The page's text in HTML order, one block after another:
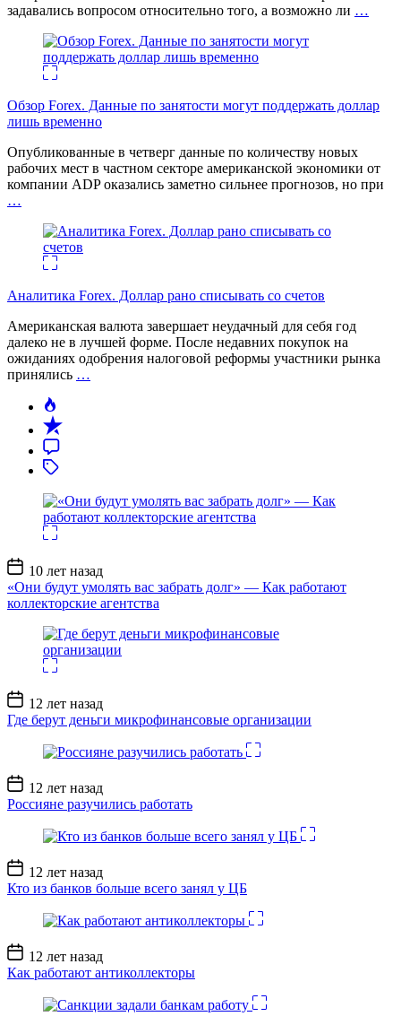
задавались вопросом относительно того, а возможно ли …
Обзор Forex. Данные по занятости могут поддержать доллар
лишь временно
Опубликованные в четверг данные по количеству новых
рабочих мест в частном секторе американской экономики от
компании ADP оказались заметно сильнее прогнозов, но при
…
Аналитика Forex. Доллар рано списывать со счетов
Американская валюта завершает неудачный для себя год
далеко не в лучшей форме. После недавних покупок на
ожиданиях одобрения налоговой реформы участники рынка
принялись …
Дата
записи
10 лет назад
«Они будут умолять вас забрать долг» — Как работают
коллекторские агентства
Дата
записи
12 лет назад
Где берут деньги микрофинансовые организации
Дата
записи
12 лет назад
Россияне разучились работать
Дата
записи
12 лет назад
Кто из банков больше всего занял у ЦБ
Дата
записи
12 лет назад
Как работают антиколлекторы